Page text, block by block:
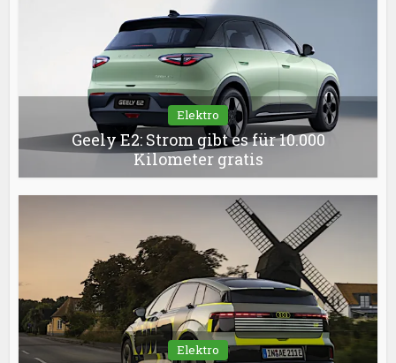
Elektro
Geely E2: Strom gibt es für 10.000
Kilometer gratis
Elektro